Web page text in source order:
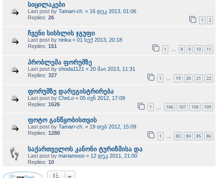
სიცილაკები
Last post by Tamari-ch. « 16 დეკ 2013, 01:06
Replies: 26 1 2
ჩვენი სისხლის ჯგუფი
Last post by ninka « 01 სექ 2013, 20:18
Replies: 151 1 … 8 9 10 11
პრობლემა ფორუმზე
Last post by shoda1121 « 20 მაი 2013, 11:31
Replies: 327 1 … 19 20 21 22
ფორუმზე დარეგისტრირება
Last post by CheLo « 05 ივნ 2012, 17:09
Replies: 1626 1 106 107 108 109
ფოტო განწყობისთვის
Last post by Tamari-ch. « 19 თებ 2012, 15:09
Replies: 1280 1 … 83 84 85 86
საქართველოს კანონი ტურიზმისა და
Last post by mariamooo « 12 დეკ 2011, 21:00
Replies: 10